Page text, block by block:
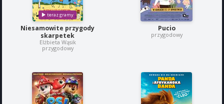
Niesamowite przygody
skarpetek
Elżbieta Wąsik
przygodowy
Pucio
przygodowy